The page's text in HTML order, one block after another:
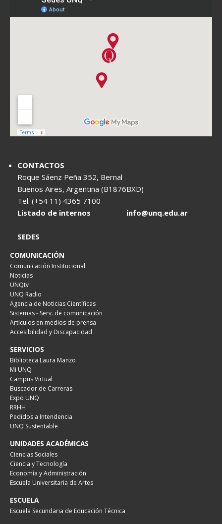
CONTACTOS
Roque Sáenz Peña 352, Bernal
Buenos Aires, Argentina (B1876BXD)
Tel. (+54 11) 4365 7100
Listado de internos
info@unq.edu.ar
SEDES
COMUNICACIÓN
Comunicación Institucional
Noticias
UNQtv
UNQ Radio
Agencia de Noticias Científicas
Sistemas - Serv. de comunicación
Artículos en medios de prensa
Accesibilidad y Discapacidad
SERVICIOS
Biblioteca Laura Manzo
Mi UNQ
Campus Virtual
Buscador de Carreras
Expo UNQ
RRHH
Pedidos a Intendencia
UNQ Sustentable
UNIDADES ACADÉMICAS
Ciencias Sociales
Ciencia y Tecnología
Economía y Administración
Escuela Universitaria de Artes
ESCUELA
Escuela Secundaria de Educación Técnica